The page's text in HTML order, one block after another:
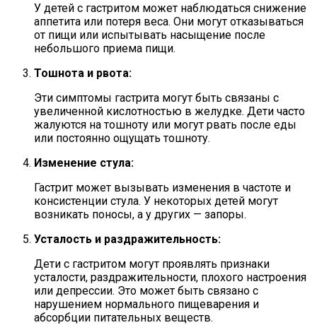
У детей с гастритом может наблюдаться снижение
аппетита или потеря веса. Они могут отказываться
от пищи или испытывать насыщение после
небольшого приема пищи.
Тошнота и рвота:
Эти симптомы гастрита могут быть связаны с
увеличенной кислотностью в желудке. Дети часто
жалуются на тошноту или могут рвать после еды
или постоянно ощущать тошноту.
Изменение стула:
Гастрит может вызывать изменения в частоте и
консистенции стула. У некоторых детей могут
возникать поносы, а у других — запоры.
Усталость и раздражительность:
Дети с гастритом могут проявлять признаки
усталости, раздражительности, плохого настроения
или депрессии. Это может быть связано с
нарушением нормального пищеварения и
абсорбции питательных веществ.